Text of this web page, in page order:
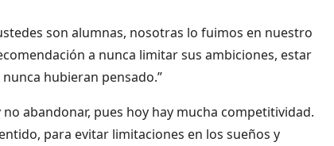
son alumnas, nosotras lo fuimos en nuestro
a nunca limitar sus ambiciones, estar
hubieran pensado.”
abandonar, pues hoy hay mucha competitividad.
para evitar limitaciones en los sueños y